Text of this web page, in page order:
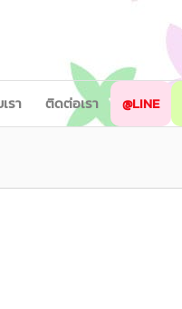
รา ติดต่อเรา @LINE